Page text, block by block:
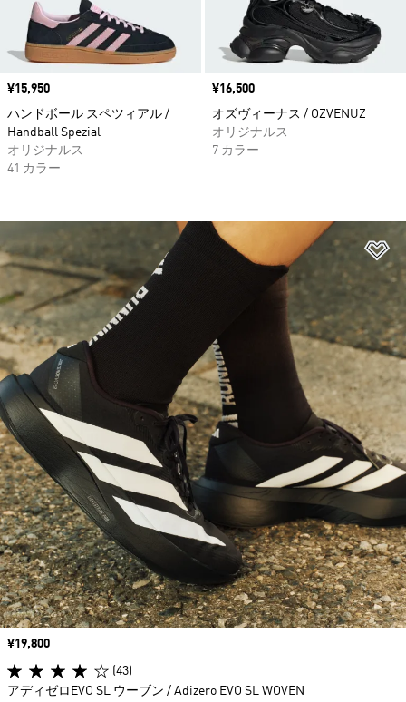
価格
¥15,950
ハンドボール スペツィアル /
Handball Spezial
オリジナルス
41 カラー
価格
¥16,500
オズヴィーナス / OZVENUZ
オリジナルス
7 カラー
価格
¥19,800
(43)
アディゼロEVO SL ウーブン / Adizero EVO SL WOVEN